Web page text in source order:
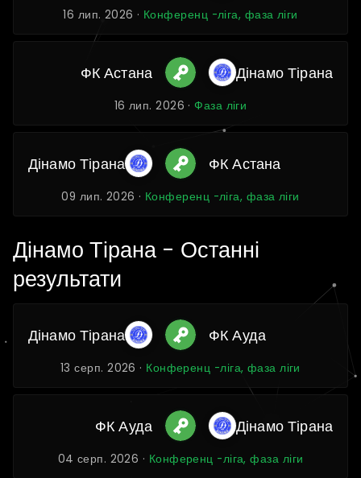
16 лип. 2026 · Конференц -ліга, фаза ліги
ФК Астана Дінамо Тірана
16 лип. 2026 ·Фаза ліги
Дінамо Тірана ФК Астана
09 лип. 2026 · Конференц -ліга, фаза ліги
Дінамо Тірана - Останні
результати
Дінамо Тірана ФК Ауда
13 серп. 2026 · Конференц -ліга, фаза ліги
ФК Ауда Дінамо Тірана
04 серп. 2026 · Конференц -ліга, фаза ліги